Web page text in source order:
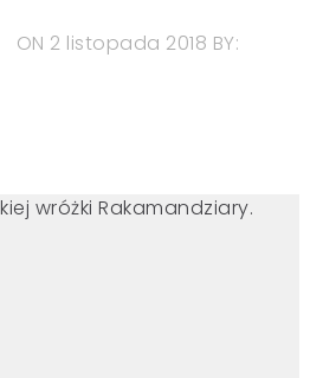
ON 2 listopada 2018 BY: